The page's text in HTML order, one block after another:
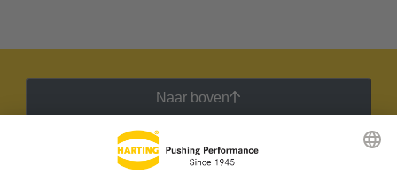
Naar boven